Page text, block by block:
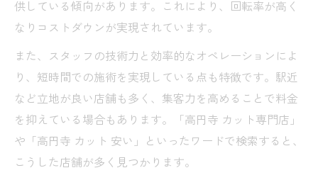
供している傾向があります。これにより、回転率が高く
なりコストダウンが実現されています。
また、スタッフの技術力と効率的なオペレーションによ
り、短時間での施術を実現している点も特徴です。駅近
など立地が良い店舗も多く、集客力を高めることで料金
を抑えている場合もあります。「高円寺 カット専門店」
や「高円寺 カット 安い」といったワードで検索すると、
こうした店舗が多く見つかります。